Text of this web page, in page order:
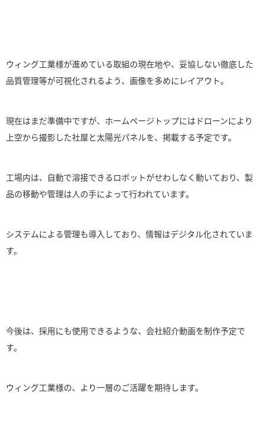
ウィング工業様が進めている取組の現在地や、妥協しない徹底した
品質管理等が可視化されるよう、画像を多めにレイアウト。
現在はまだ準備中ですが、ホームページトップにはドローンにより
上空から撮影した社屋と太陽光パネルを、掲載する予定です。
工場内は、自動で溶接できるロボットがせわしなく動いており、製
品の移動や管理は人の手によって行われています。
システムによる管理も導入しており、情報はデジタル化されていま
す。
今後は、採用にも使用できるような、会社紹介動画を制作予定で
す。
ウィング工業様の、より一層のご活躍を期待します。